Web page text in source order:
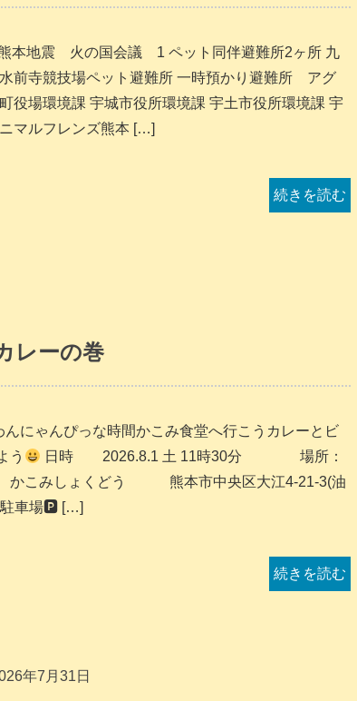
本地震 火の国会議 1 ペット同伴避難所2ヶ所 九
前寺競技場ペット避難所 一時預かり避難所 アグ
役場環境課 宇城市役所環境課 宇土市役所環境課 宇
マルフレンズ熊本 […]
続きを読む
レーの巻
にゃんぴっな時間かこみ食堂へ行こうカレーとビ
う
日時 2026.8.1 土 11時30分 場所：
かこみしょくどう 熊本市中央区大江4-21-3(油
場🅿 […]
続きを読む
年7月31日